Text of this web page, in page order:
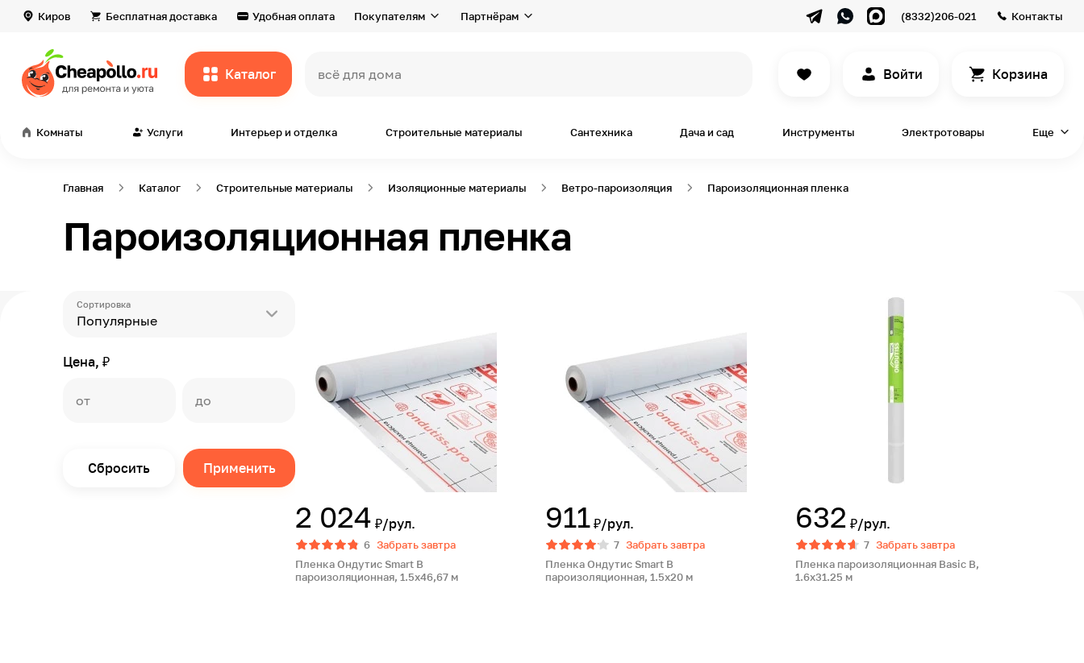
Киров Бесплатная доставка Удобная оплата Покупателям Партнёрам (8332)206-021 Контакты
Каталог всё для дома и р Войти Корзина
Комнаты Услуги Интерьер и отделка Строительные материалы Сантехника Дача и сад Инструменты Электротовары Еще
Главная Каталог Строительные материалы Изоляционные материалы Ветро-пароизоляция Пароизоляционная пленка
Пароизоляционная пленка
Сортировка
Популярные
Цена, ₽
Сбросить Применить
2 024 ₽/рул.
6 Забрать завтра
Пленка Ондутис Smart B
пароизоляционная, 1.5х46,67 м
911 ₽/рул.
7 Забрать завтра
Пленка Ондутис Smart B
пароизоляционная, 1.5х20 м
632 ₽/рул.
7 Забрать завтра
Пленка пароизоляционная Basic B,
1.6х31.25 м